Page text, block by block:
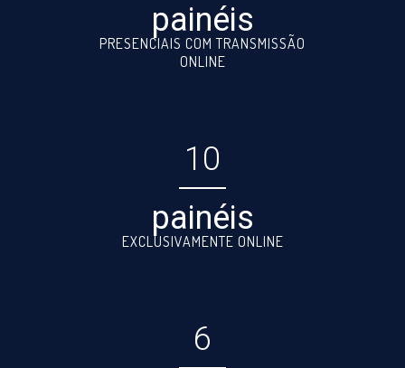
painéis
PRESENCIAIS COM TRANSMISSÃO
ONLINE
10
painéis
EXCLUSIVAMENTE ONLINE
6